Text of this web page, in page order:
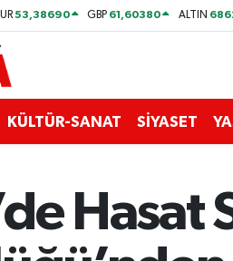
53,38690 GBP 61,60380 ALTIN
KÜLTÜR-SANAT SİYASET
Hasat